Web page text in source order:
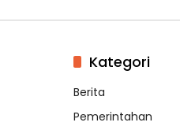
Kategori
Berita
Pemerintahan